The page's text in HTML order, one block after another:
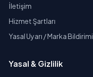
İletişim
Hizmet Şartları
Yasal Uyarı / Marka Bildirimi
Yasal & Gizlilik